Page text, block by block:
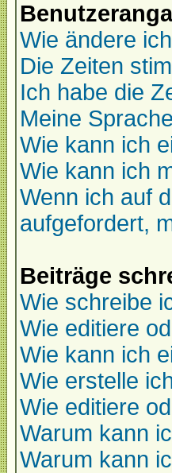
Wie ändere
Die Zeiten
Ich habe die
Meine
Wie kann ich
Wie kann ich
Wenn ich auf
aufgefordert,
Beiträge
Wie schreibe
Wie editiere
Wie kann ich
Wie erstelle
Wie editiere
Warum kann
Warum kann